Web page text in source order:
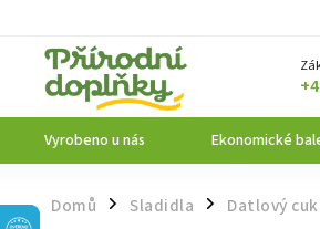
Vyrobeno u nás Ekonomické
Domů / Sladidla / Datlový